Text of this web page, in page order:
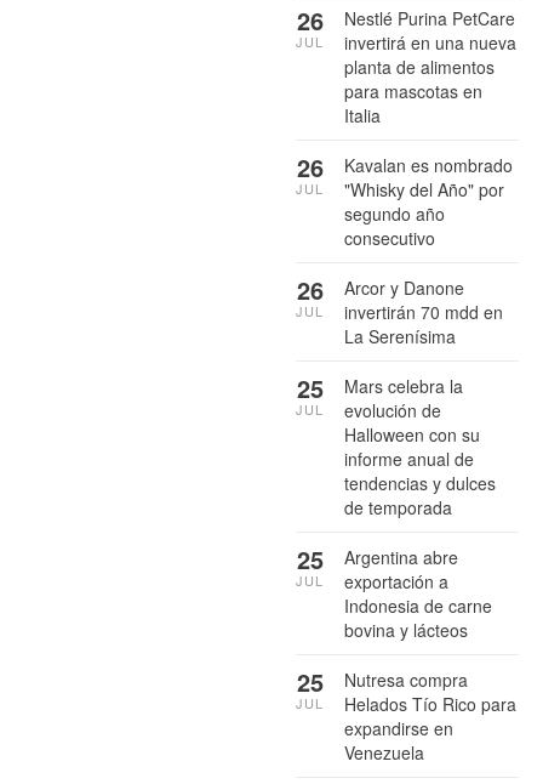
Nestlé Purina PetCare
invertirá en una nueva
planta de alimentos
para mascotas en
Italia
26
JUL
Kavalan es nombrado
"Whisky del Año" por
segundo año
consecutivo
26
JUL
Arcor y Danone
invertirán 70 mdd en
La Serenísima
26
JUL
Mars celebra la
evolución de
Halloween con su
informe anual de
tendencias y dulces
de temporada
25
JUL
Argentina abre
exportación a
Indonesia de carne
bovina y lácteos
25
JUL
Nutresa compra
Helados Tío Rico para
expandirse en
Venezuela
25
JUL